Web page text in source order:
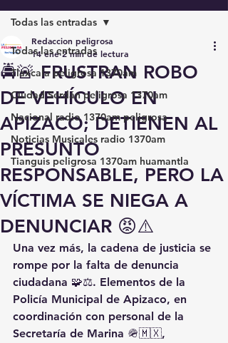
Todas las entradas
Tlaxcala peligrosa 1370am
Ciudad Serdán peligrosa 1370am
Nacional radio 1370am peligrosa
Noticias Musicales radio 1370am
Tianguis peligrosa 1370am huamantla
Todas las entradas
🚔🚨 FRUSTRAN ROBO
DE VEHÍCULO EN
APIZACO; DETIENEN AL
PRESUNTO
RESPONSABLE, PERO LA
VÍCTIMA SE NIEGA A
DENUNCIAR 😡⚠️
Redaccion peligrosa
14 ene 2 min de lectura
Una vez más, la cadena de justicia se
rompe por la falta de denuncia
ciudadana 🧩⚖️. Elementos de la
Policía Municipal de Apizaco, en
coordinación con personal de la
Secretaría de Marina 🪖🇲🇽,